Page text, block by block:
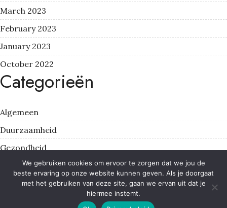
March 2023
February 2023
January 2023
October 2022
Categorieën
Algemeen
Duurzaamheid
Gezondheid
Lifestyle
Wonen
We gebruiken cookies om ervoor te zorgen dat we jou de
beste ervaring op onze website kunnen geven. Als je doorgaat
met het gebruiken van deze site, gaan we ervan uit dat je
hiermee instemt.